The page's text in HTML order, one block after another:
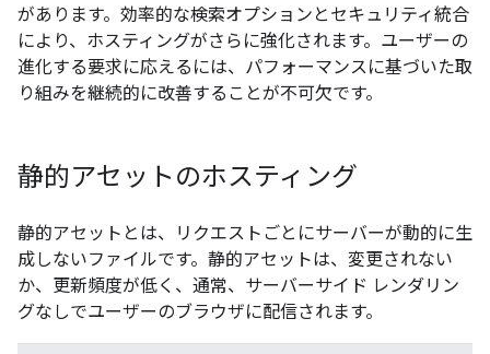
があります。効率的な検索オプションとセキュリティ統合
により、ホスティングがさらに強化されます。ユーザーの
進化する要求に応えるには、パフォーマンスに基づいた取
り組みを継続的に改善することが不可欠です。
静的アセットのホスティング
静的アセットとは、リクエストごとにサーバーが動的に生
成しないファイルです。静的アセットは、変更されない
か、更新頻度が低く、通常、サーバーサイド レンダリン
グなしでユーザーのブラウザに配信されます。